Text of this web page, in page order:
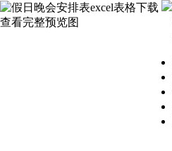
查看完整预览图